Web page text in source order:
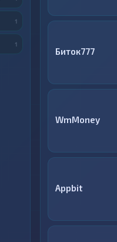
Биток777
WmMoney
Appbit
1
1